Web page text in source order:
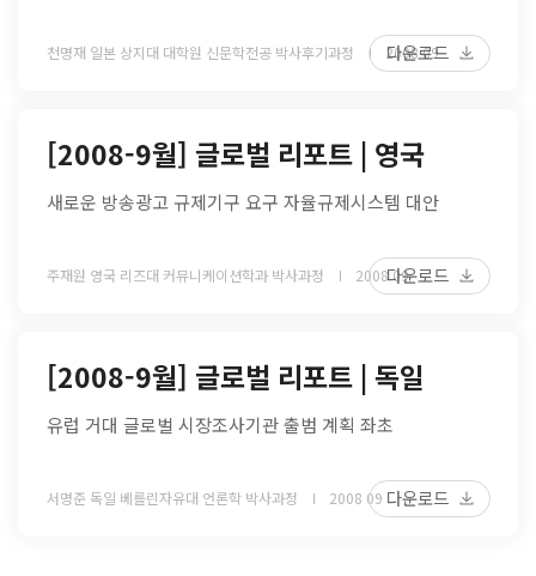
천명재 일본 상지대 대학원 신문학전공 박사후기과정 2008 09
다운로드
[2008-9월] 글로벌 리포트 | 영국
새로운 방송광고 규제기구 요구 자율규제시스템 대안
주재원 영국 리즈대 커뮤니케이션학과 박사과정 2008 09다운로드
[2008-9월] 글로벌 리포트 | 독일
유럽 거대 글로벌 시장조사기관 출범 계획 좌초
서명준 독일 베를린자유대 언론학 박사과정 2008 09 다운로드